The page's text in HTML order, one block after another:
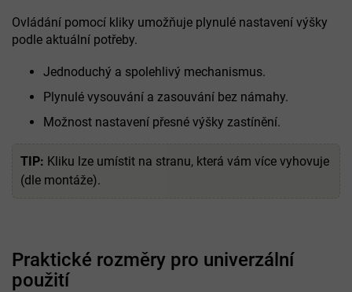
Ovládání pomocí kliky umožňuje plynulé nastavení výšky
podle aktuální potřeby.
Jednoduchý a spolehlivý mechanismus.
Plynulé vysouvání a zasouvání bez námahy.
Možnost nastavení přesné výšky zastínění.
TIP: Kliku lze umístit na stranu, která vám více vyhovuje
(dle montáže).
Praktické rozměry pro univerzální
použití